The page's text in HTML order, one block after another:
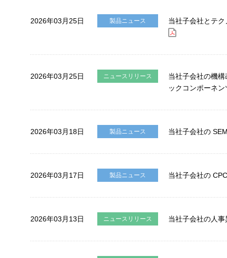
2026年03月25日 製品ニュース 当社子会社とテ
2026年03月25日 ニュースリリース
当社子会社の機
ックコンポーネン
2026年03月18日 製品ニュース 当社子会社の
2026年03月17日 製品ニュース 当社子会社の
2026年03月13日 ニュースリリース 当社子会社の人